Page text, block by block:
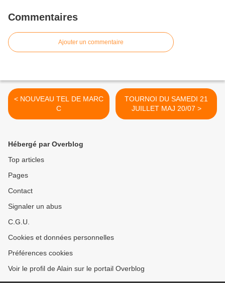
Commentaires
Ajouter un commentaire
< NOUVEAU TEL DE MARC
C
TOURNOI DU SAMEDI 21
JUILLET MAJ 20/07 >
Hébergé par Overblog
Top articles
Pages
Contact
Signaler un abus
C.G.U.
Cookies et données personnelles
Préférences cookies
Voir le profil de Alain sur le portail Overblog